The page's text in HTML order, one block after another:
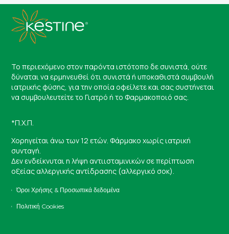
Το περιεχόμενο στον παρόντα ιστότοπο δε συνιστά, ούτε
δύναται να ερμηνευθεί ότι συνιστά ή υποκαθιστά συμβουλή
ιατρικής φύσης, για την οποία οφείλετε και σας συστήνεται
να συμβουλευτείτε το Γιατρό ή το Φαρμακοποιό σας.
*Π.Χ.Π.
Χορηγείται άνω των 12 ετών. Φάρμακο χωρίς ιατρική
συνταγή.
Δεν ενδείκνυται η λήψη αντιισταμινικών σε περίπτωση
οξείας αλλεργικής αντίδρασης (αλλεργικό σοκ).
Όροι Χρήσης & Προσωπικά δεδομένα
Πολιτική Cookies